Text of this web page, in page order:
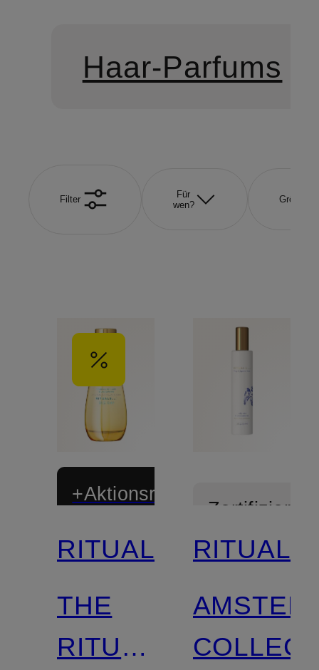
Haar-Parfums
Filter
Für
wen?
Größe
+Aktionsrabatt
Limitiert
RITUALS
THE
RITUAL
Zertifiziert
RITUALS